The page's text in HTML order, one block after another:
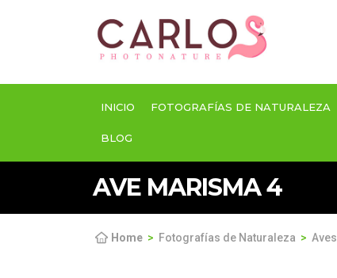
INICIO FOTOGRAFÍAS DE NATURALEZA
BLOG
AVE MARISMA 4
Home Fotografías de Naturaleza Aves